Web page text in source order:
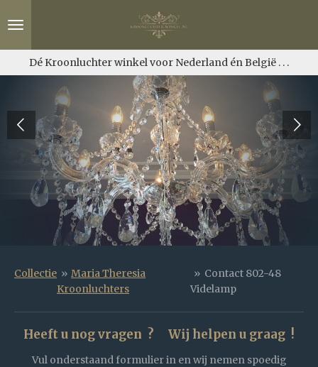
direct
hoofdinhoud
Dé Kroonluchter winkel voor Nederland én België . . .
Collectie » Maria Theresia
Kroonluchters
» Contact 802-48
Videlamp
Heeft u nog vragen ? Wij helpen u graag !
Vul onderstaand formulier in en wij nemen spoedig